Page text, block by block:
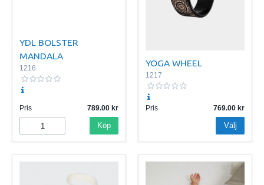
YDL BOLSTER
MANDALA
1216
Pris 789.00
Köp
YOGA WHEEL
1217
Pris 769.00
Välj